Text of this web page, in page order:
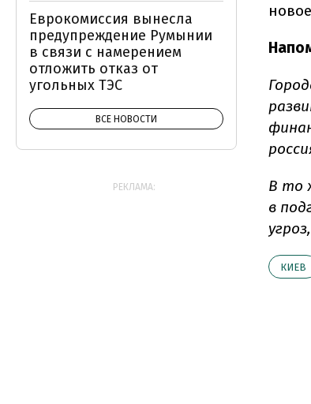
В то
в
КИЕВ
Еврокомиссия вынесла
предупреждение Румынии
в связи с намерением
отложить отказ от
угольных ТЭС
ВСЕ НОВОСТИ
РЕКЛАМА: